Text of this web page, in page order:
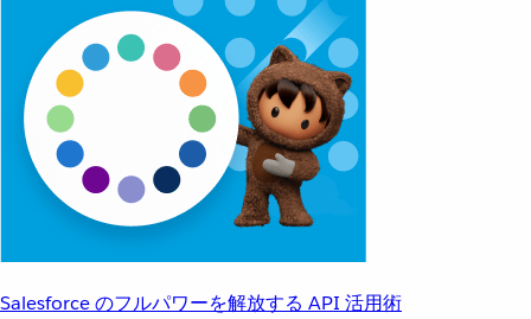
Salesforce のフルパワーを解放する API 活用術